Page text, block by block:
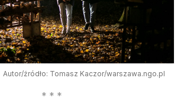
Autor/źródło: Tomasz Kaczor/warszawa.ngo.pl